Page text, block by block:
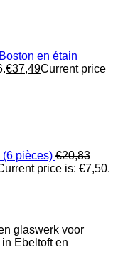
en étain
€37,49Current price
(6 pièces) €20,83
price is: €7,50.
glaswerk voor
Ebeltoft en